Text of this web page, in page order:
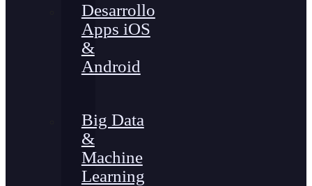
Desarrollo
Apps iOS
&
Android
Big Data
&
Machine
Learning